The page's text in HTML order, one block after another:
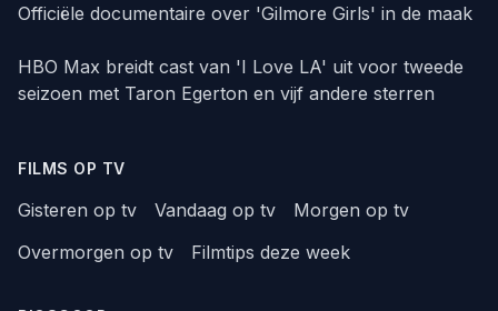
Officiële documentaire over 'Gilmore Girls' in de maak
HBO Max breidt cast van 'I Love LA' uit voor tweede
seizoen met Taron Egerton en vijf andere sterren
FILMS OP TV
Gisteren op tv Vandaag op tv
Morgen op tv
Overmorgen op tv
Filmtips deze week